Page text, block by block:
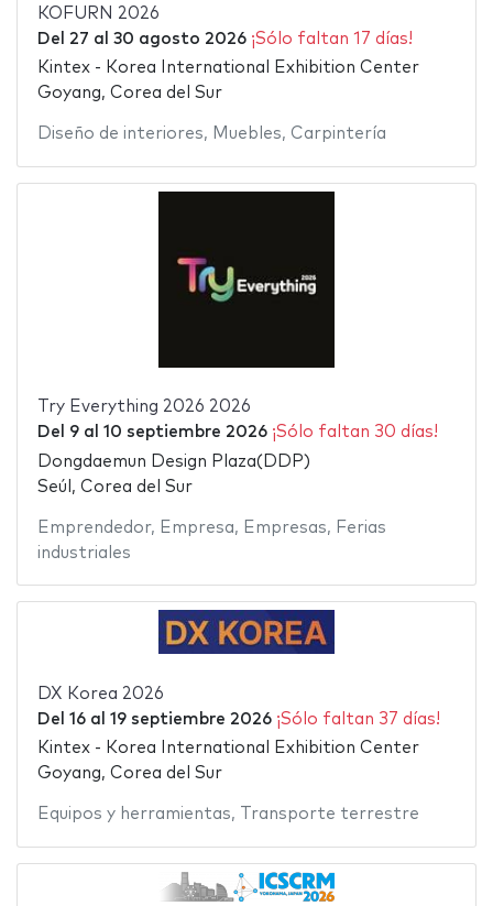
KOFURN 2026
Del 27 al 30 agosto 2026 ¡Sólo faltan 17 días!
Kintex - Korea International Exhibition Center
Goyang, Corea del Sur
Diseño de interiores, Muebles, Carpintería
Try Everything 2026 2026
Del 9al 10 septiembre 2026 ¡Sólo faltan 30 días!
Dongdaemun Design Plaza(DDP)
Seúl, Corea del Sur
Emprendedor, Empresa, Empresas, Ferias
industriales
DX Korea 2026
Del 16al 19 septiembre 2026 ¡Sólo faltan 37 días!
Kintex - Korea International Exhibition Center
Goyang, Corea del Sur
Equipos y herramientas, Transporte terrestre